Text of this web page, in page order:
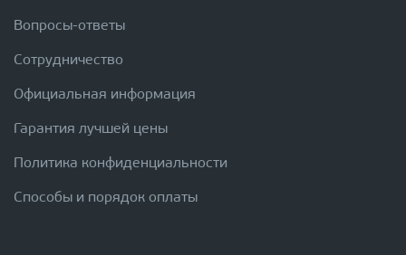
Вопросы-ответы
Сотрудничество
Официальная информация
Гарантия лучшей цены
Политика конфиденциальности
Способы и порядок оплаты